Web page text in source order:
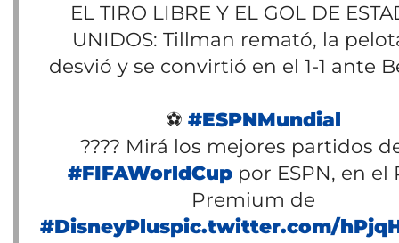
EL TIRO LIBRE Y EL GOL DE
UNIDOS: Tillman remató, la
desvió y se convirtió en el 1-1 ante
⚽ #ESPNMundial
???? Mirá los mejores partidos
#FIFAWorldCup por ESPN, en el
Premium de
#DisneyPluspic.twitter.com/